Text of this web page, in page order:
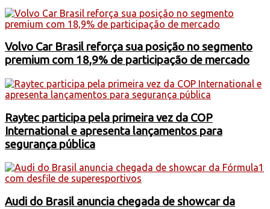
Volvo Car Brasil reforça sua posição no segmento
premium com 18,9% de participação de mercado
Raytec participa pela primeira vez da COP
International e apresenta lançamentos para
segurança pública
Audi do Brasil anuncia chegada de showcar da